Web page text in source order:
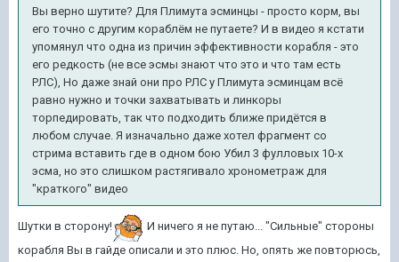
Вы верно шутите? Для Плимута эсминцы - просто корм, вы
его точно с другим кораблём не путаете? И в видео я кстати
упомянул что одна из причин эффективности корабля - это
его редкость (не все эсмы знают что это и что там есть
РЛС), Но даже знай они про РЛС у Плимута эсминцам всё
равно нужно и точки захватывать и линкоры
торпедировать, так что подходить ближе придётся в
любом случае. Я изначально даже хотел фрагмент со
стрима вставить где в одном бою Убил 3 фулловых 10-х
эсма, но это слишком растягивало хронометраж для
"краткого" видео
Шутки в сторону!
И ничего я не путаю... "Сильные" стороны
корабля Вы в гайде описали и это плюс. Но, опять же повторюсь,